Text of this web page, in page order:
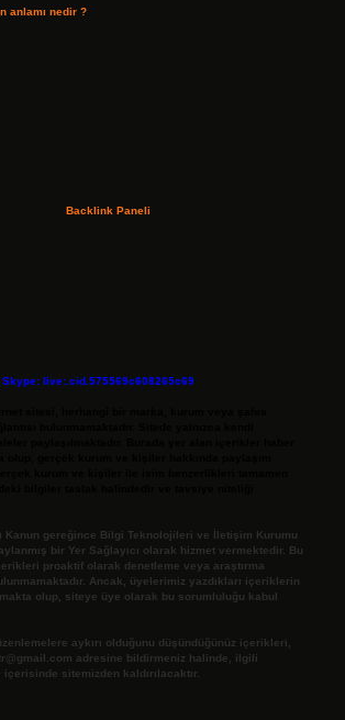
anlamı nedir ?
Skype: live:.cid.575569c608265c69
Kanun gereğince Bilgi Teknolojileri ve İletişim Kurumu
bir Yer Sağlayıcı olarak hizmet vermektedir. Bu
proaktif olarak denetleme veya araştırma
Ancak, üyelerimiz yazdıkları içeriklerin
olup, siteye üye olarak bu sorumluluğu kabul
aykırı olduğunu düşündüğünüz içerikleri,
adresine bildirmeniz halinde, ilgili
sitemizden kaldırılacaktır.